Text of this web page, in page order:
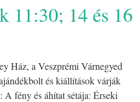
11:30; 14 és 16
Ház, a Veszprémi Várnegyed
és kiállítások várják
A fény és áhítat sétája: Érseki